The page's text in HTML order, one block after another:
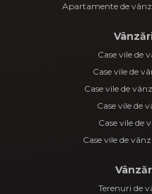
Apartamente de
Case vile de
Case vile de
Case vile de
Case vile de
Case vile de
Case vile de
Terenuri de